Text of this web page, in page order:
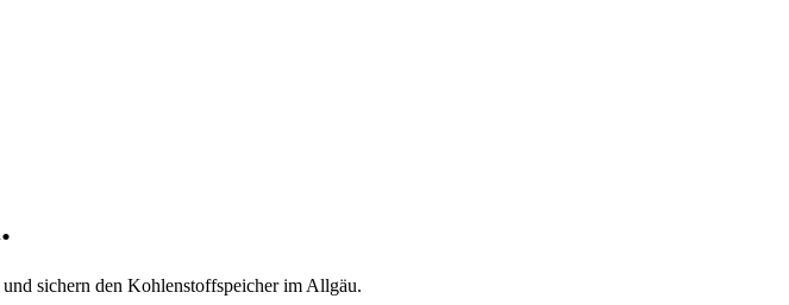
sichern den Kohlenstoffspeicher im Allgäu.